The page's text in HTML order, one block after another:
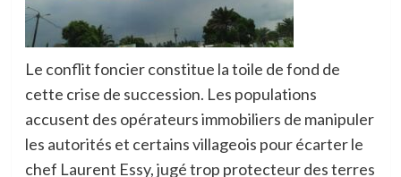
Le conflit foncier constitue la toile de fond de
cette crise de succession. Les populations
accusent des opérateurs immobiliers de manipuler
les autorités et certains villageois pour écarter le
chef Laurent Essy, jugé trop protecteur des terres